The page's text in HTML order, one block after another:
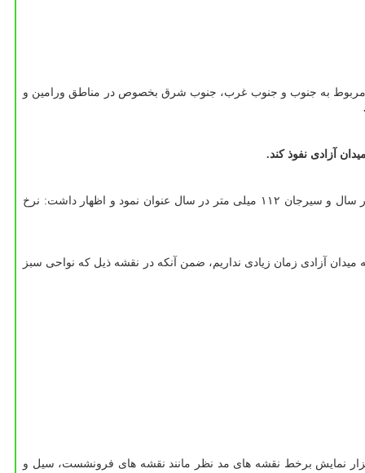
مربوط به جنوب و جنوب غرب، جنوب شرق بخصوص در مناطق ورامین و
آزادی نفوذ كند.
وی، نرخ فرونشست در تهران را ۱۸۰ میلی متر در سال، شهریار ۲۳۰ میلی متر در سال، ورامین ۲۰۰ میلی متر در سال، زرند كرمان ۱۲۷ میلی متر در سال و سیرجان ۱۱۲ میلی متر در سال عنوان نمود و اظهار داشت: نرخ
آزادی زمان زیادی نداریم، ضمن آنكه در نقشه ذیل كه نواحی سبز
نمایش برخط نقشه های مد نظر مانند نقشه های فرونشست، سیل و